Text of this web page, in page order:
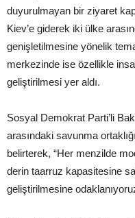
duyurulmayan bir ziyaret
Kiev’e giderek iki ülke
genişletilmesine yönelik
merkezinde ise özellikle
geliştirilmesi yer aldı.
Sosyal Demokrat Parti’li
arasındaki savunma
belirterek, “Her menzilde
derin taarruz kapasitesine
geliştirilmesine